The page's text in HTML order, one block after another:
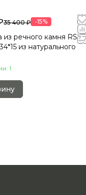
35 400 ₽ -15%
из речного камня RS-
из натурального
1